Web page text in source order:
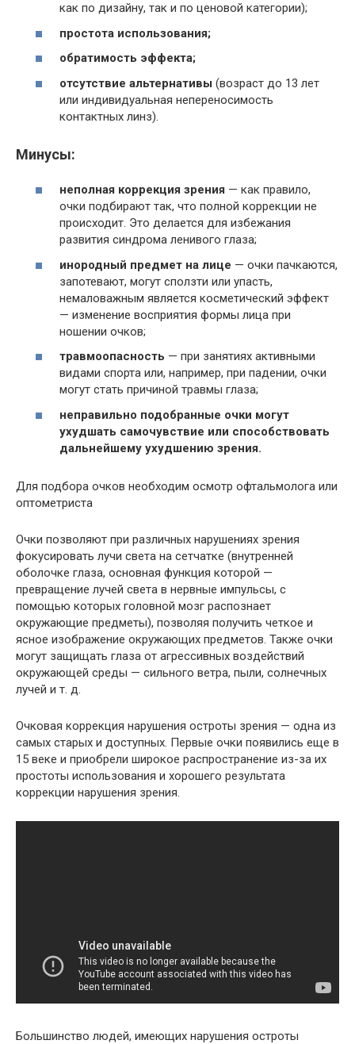
как по дизайну, так и по ценовой категории);
простота использования;
обратимость эффекта;
отсутствие альтернативы (возраст до 13 лет
или индивидуальная непереносимость
контактных линз).
Минусы:
неполная коррекция зрения — как правило,
очки подбирают так, что полной коррекции не
происходит. Это делается для избежания
развития синдрома ленивого глаза;
инородный предмет на лице — очки пачкаются,
запотевают, могут сползти или упасть,
немаловажным является косметический эффект
— изменение восприятия формы лица при
ношении очков;
травмоопасность — при занятиях активными
видами спорта или, например, при падении, очки
могут стать причиной травмы глаза;
неправильно подобранные очки могут
ухудшать самочувствие или способствовать
дальнейшему ухудшению зрения.
Для подбора очков необходим осмотр офтальмолога или
оптометриста
Очки позволяют при различных нарушениях зрения
фокусировать лучи света на сетчатке (внутренней
оболочке глаза, основная функция которой —
превращение лучей света в нервные импульсы, с
помощью которых головной мозг распознает
окружающие предметы), позволяя получить четкое и
ясное изображение окружающих предметов. Также очки
могут защищать глаза от агрессивных воздействий
окружающей среды — сильного ветра, пыли, солнечных
лучей и т. д.
Очковая коррекция нарушения остроты зрения — одна из
самых старых и доступных. Первые очки появились еще в
15 веке и приобрели широкое распространение из-за их
простоты использования и хорошего результата
коррекции нарушения зрения.
Большинство людей, имеющих нарушения остроты